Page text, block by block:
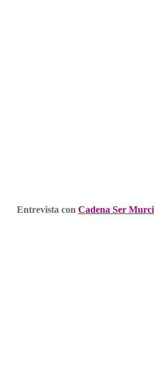
Entrevista con Cadena Ser